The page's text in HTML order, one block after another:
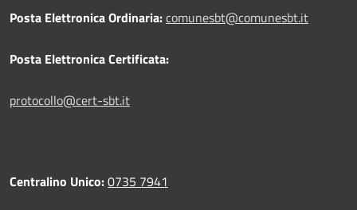
Posta Elettronica Ordinaria:comunesbt@comunesbt.it
Posta Elettronica Certificata:
protocollo@cert-sbt.it
Centralino Unico:0735 7941